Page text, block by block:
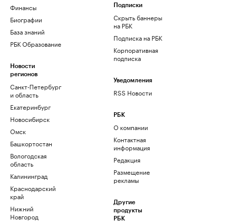
Финансы
Биографии
База знаний
РБК Образование
Новости
регионов
Санкт-Петербург
и область
Екатеринбург
Новосибирск
Омск
Башкортостан
Вологодская
область
Калининград
Краснодарский
край
Нижний
Новгород
Подписки
Скрыть баннеры
на РБК
Подписка на РБК
Корпоративная
подписка
Уведомления
RSS Новости
РБК
О компании
Контактная
информация
Редакция
Размещение
рекламы
Другие
продукты
РБК